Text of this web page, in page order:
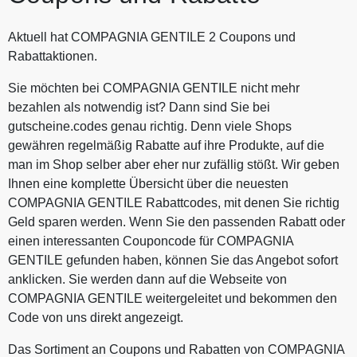
Aktuell hat COMPAGNIA GENTILE 2 Coupons und
Rabattaktionen.
Sie möchten bei COMPAGNIA GENTILE nicht mehr
bezahlen als notwendig ist? Dann sind Sie bei
gutscheine.codes genau richtig. Denn viele Shops
gewähren regelmäßig Rabatte auf ihre Produkte, auf die
man im Shop selber aber eher nur zufällig stößt. Wir geben
Ihnen eine komplette Übersicht über die neuesten
COMPAGNIA GENTILE Rabattcodes, mit denen Sie richtig
Geld sparen werden. Wenn Sie den passenden Rabatt oder
einen interessanten Couponcode für COMPAGNIA
GENTILE gefunden haben, können Sie das Angebot sofort
anklicken. Sie werden dann auf die Webseite von
COMPAGNIA GENTILE weitergeleitet und bekommen den
Code von uns direkt angezeigt.
Das Sortiment an Coupons und Rabatten von COMPAGNIA